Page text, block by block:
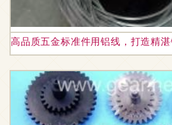
高品质五金标准件用铝线，打造精